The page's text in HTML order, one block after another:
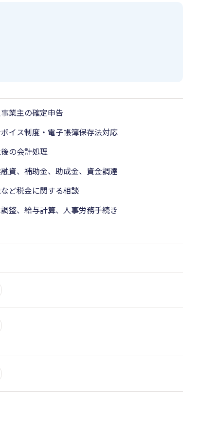
業主の確定申告
イス制度・電子帳簿保存法対応
の会計処理
資、補助金、助成金、資金調達
ど税金に関する相談
整、給与計算、人事労務手続き